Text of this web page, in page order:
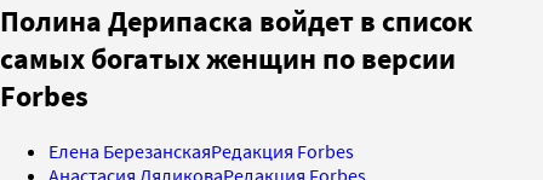
Полина Дерипаска войдет в список
самых богатых женщин по версии
Forbes
Елена БерезанскаяРедакция Forbes
Анастасия ЛяликоваРедакция Forbes